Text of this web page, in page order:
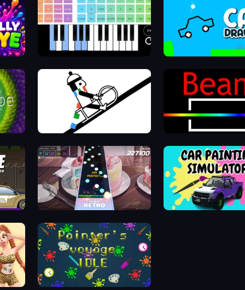
Virtual Online Piano
Line Rider
Rhythm Capture Car Painting Simulator
Painter's Voyage Idle